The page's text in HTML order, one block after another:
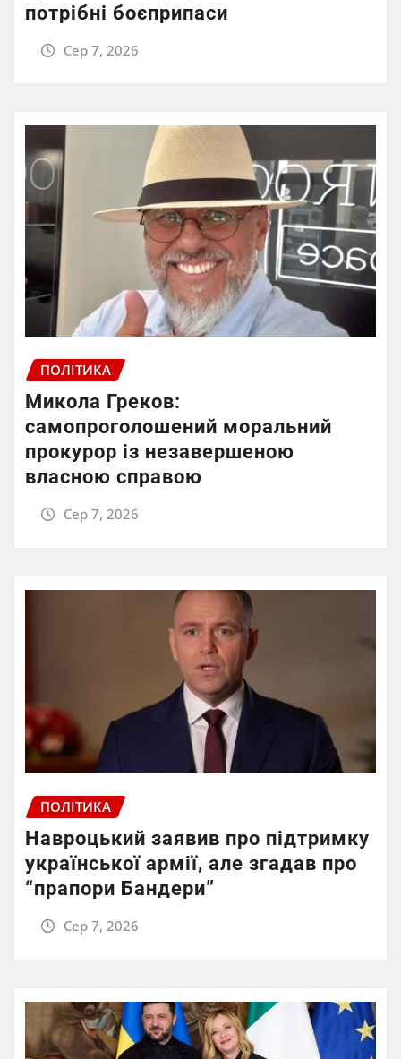
потрібні боєприпаси
Сер 7, 2026
ПОЛІТИКА
Микола Греков:
самопроголошений моральний
прокурор із незавершеною
власною справою
Сер 7, 2026
ПОЛІТИКА
Навроцький заявив про підтримку
української армії, але згадав про
“прапори Бандери”
Сер 7, 2026